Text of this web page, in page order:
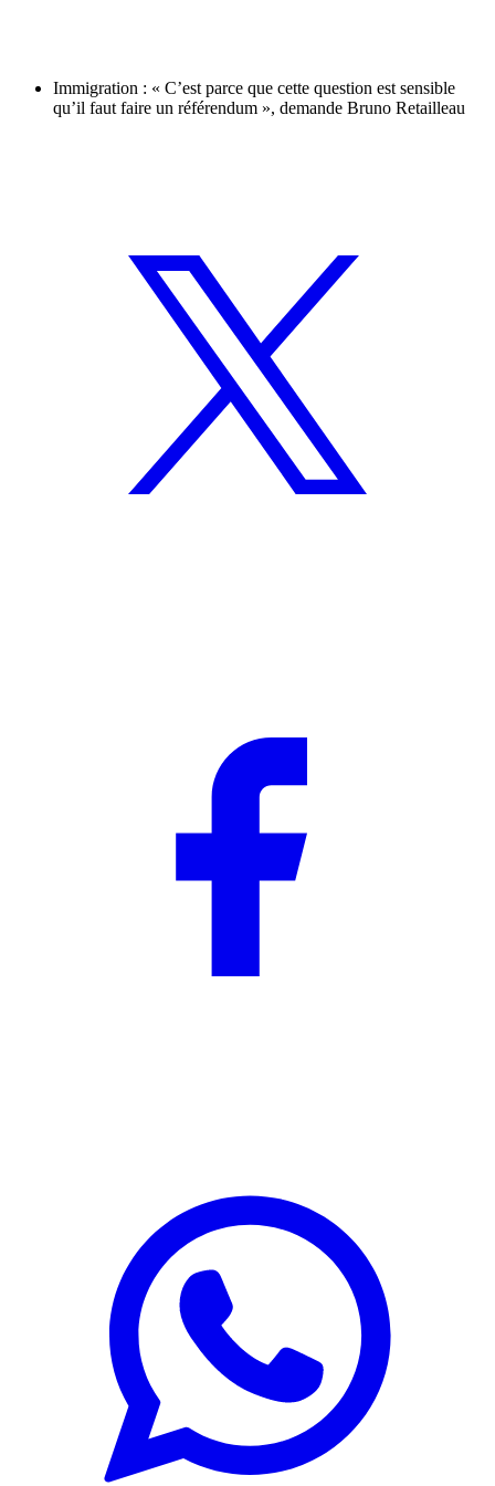
Immigration : « C’est parce que cette question est sensible
qu’il faut faire un référendum », demande Bruno Retailleau